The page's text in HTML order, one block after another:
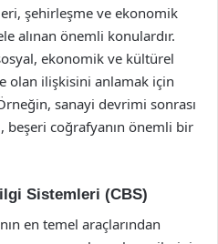
şehirleşme ve ekonomik
alınan önemli konulardır.
ekonomik ve kültürel
olan ilişkisini anlamak için
sanayi devrimi sonrası
beşeri coğrafyanın önemli bir
Sistemleri (CBS)
en temel araçlarından